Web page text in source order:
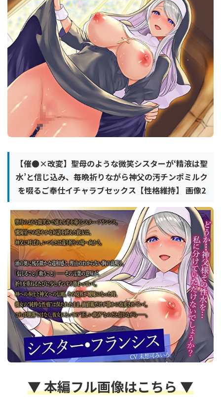
【催●×改変】聖母のような微笑シスターが‘精液は聖
水’と信じ込み、毎晩祈りながら神父の汚チンポミルク
を啜るご奉仕イチャラブセックス【性格維持】 画像2
▼ 本編フル画像はこちら ▼